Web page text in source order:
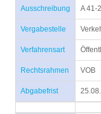
Ausschreibung A 41-
Vergabestelle
Verfahrensart
Rechtsrahmen VOB
Abgabefrist